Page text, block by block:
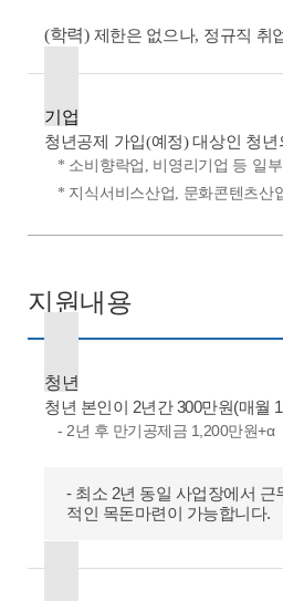
(학력)제한은 없으나, 정규직 취
기업
청년공제 가입(예정) 대상인 청
* 소비향락업, 비영리기업 등 일부
* 지식서비스산업, 문화콘텐츠산
지원내용
청년
청년 본인이 2년간 300만원(매월
- 2년 후 만기공제금 1,200만원+α
- 최소 2년 동일 사업장에서
적인 목돈마련이 가능합니다.